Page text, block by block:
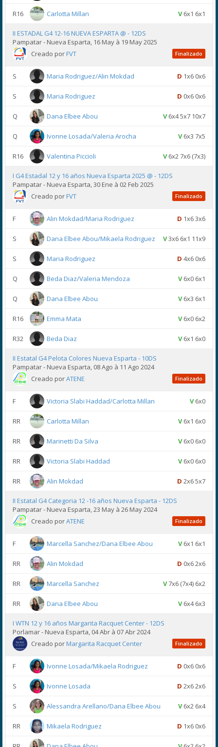
R16 Carlotta Millan V6x1 6x1
II ESTADAL G4 12-16 NUEVA ESPARTA @ - 12DS
Pampatar - Nueva Esparta, 16 May à 19 May 2025
Creado porFVT Finalizado
S Maria Rodriguez/Alin Mokdad D 1x6 0x6
S Maria Rodriguez D 0x6 0x6
Q Dana Elbee Abou V6x4 5x7 10x7
Q Ivonne Losada/Valeria Arocha V6x3 7x5
R16 Valentina Piccioli V6x2 7x6 (7x3)
I G4 Estadal 12 y 16 años Nueva Esparta 2025 @ - 12DS
Pampatar - Nueva Esparta, 30 Ene à 02 Feb 2025
Creado porFVT Finalizado
F Alin Mokdad/Maria Rodriguez D 1x6 3x6
S Dana Elbee Abou/Mikaela Rodriguez V3x6 6x1 11x9
S Maria Rodriguez D 4x6 0x6
Q Beda Diaz/Valeria Mendoza V6x0 6x1
Q Dana Elbee Abou V6x3 6x1
R16 Emma Mata V6x0 6x2
R32 Beda Diaz V6x1 6x0
II Estatal G4 Pelota Colores Nueva Esparta - 10DS
Pampatar - Nueva Esparta, 08 Ago à 11 Ago 2024
Creado porATENE Finalizado
F Victoria Slabi Haddad/Carlotta Millan V6x0
RR Carlotta Millan V6x1 6x0
RR Marinetti Da Silva V6x0 6x0
RR Victoria Slabi Haddad V6x0 6x0
RR Alin Mokdad D 2x6 5x7
II Estatal G4 Categoria 12 -16 años Nueva Esparta - 12DS
Pampatar - Nueva Esparta, 23 May à 26 May 2024
Creado porATENE Finalizado
F Marcella Sanchez/Dana Elbee Abou V6x1 6x1
RR Alin Mokdad D 0x6 2x6
RR Marcella Sanchez V7x6 (7x4) 6x2
RR Dana Elbee Abou V6x4 6x3
I WTN 12 y 16 años Margarita Racquet Center - 12DS
Porlamar - Nueva Esparta, 04 Abr à 07 Abr 2024
Creado porMargarita Racquet Center Finalizado
F Ivonne Losada/Mikaela Rodriguez D 0x6 0x6
S Ivonne Losada D 2x6 2x6
S Alessandra Arellano/Dana Elbee Abou V6x2 6x4
RR Mikaela Rodriguez D 1x6 0x6